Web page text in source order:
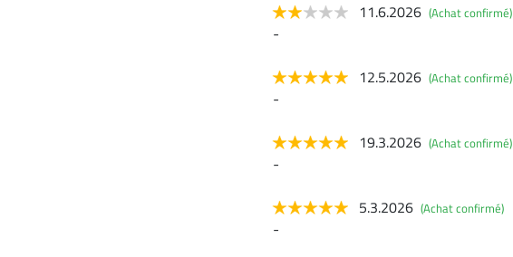
11.6.2026 (Achat confirmé)
-
12.5.2026 (Achat confirmé)
-
19.3.2026 (Achat confirmé)
-
5.3.2026 (Achat confirmé)
-